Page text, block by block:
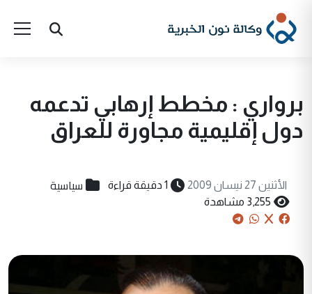
برواري : مخطط إرهابي تدعمه
دول إقليمية مجاورة للعراق
الأثنين 27 نيسان 2009 1 دقيقة قراءة سياسية
3,255 مشاهدة